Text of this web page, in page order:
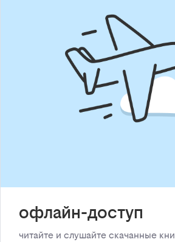
офлайн-доступ
читайте и слушайте скачанные